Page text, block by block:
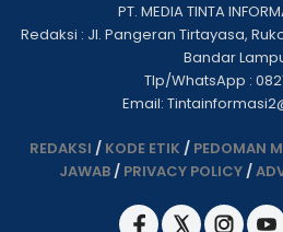
PT. MEDIA TINTA
Redaksi : Jl. Pangeran Tirtayasa, Ruko
Bandar
Tlp/WhatsApp :
Email:
REDAKSI / KODE ETIK / PEDOMAN
JAWAB/ PRIVACY POLICY/